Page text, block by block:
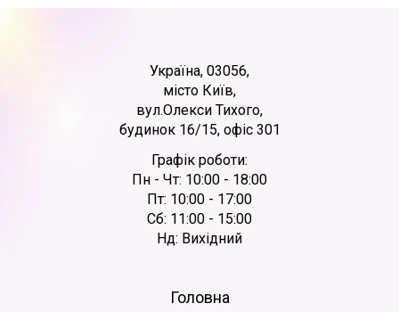
Україна, 03056,
місто Київ,
вул.Олекси Тихого,
будинок 16/15, офіс 301
Графік роботи:
Пн - Чт: 10:00 - 18:00
Пт: 10:00 - 17:00
Сб: 11:00 - 15:00
Нд: Вихідний
Головна